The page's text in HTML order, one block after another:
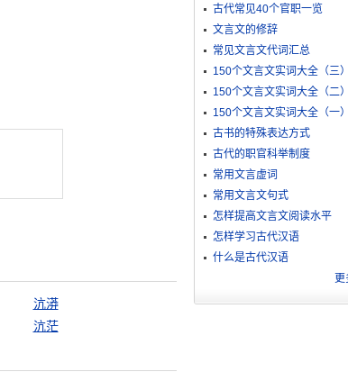
沆漭
沆茫
古代常见40个官职一览
文言文的修辞
常见文言文代词汇总
150个文言文实词大全（三）
150个文言文实词大全（二）
150个文言文实词大全（一）
古书的特殊表达方式
古代的职官科举制度
常用文言虚词
常用文言文句式
怎样提高文言文阅读水平
怎样学习古代汉语
什么是古代汉语
更